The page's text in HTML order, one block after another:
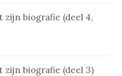
zijn biografie (deel 4,
zijn biografie (deel 3)